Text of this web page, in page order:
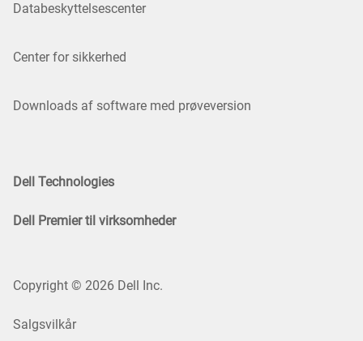
Databeskyttelsescenter
Center for sikkerhed
Downloads af software med prøveversion
Dell Technologies
Dell Premier til virksomheder
Copyright © 2026 Dell Inc.
Salgsvilkår